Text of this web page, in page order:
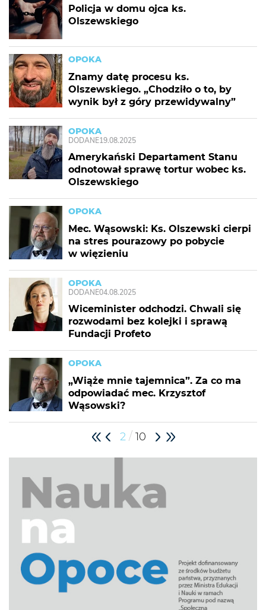
Policja w domu ojca ks.
Olszewskiego
OPOKA
Znamy datę procesu ks.
Olszewskiego. „Chodziło o to, by
wynik był z góry przewidywalny”
OPOKA
DODANE19.08.2025
Amerykański Departament Stanu
odnotował sprawę tortur wobec ks.
Olszewskiego
OPOKA
Mec. Wąsowski: Ks. Olszewski cierpi
na stres pourazowy po pobycie
w więzieniu
OPOKA
DODANE04.08.2025
Wiceminister odchodzi. Chwali się
rozwodami bez kolejki i sprawą
Fundacji Profeto
OPOKA
„Wiąże mnie tajemnica”. Za co ma
odpowiadać mec. Krzysztof
Wąsowski?
2 / 10